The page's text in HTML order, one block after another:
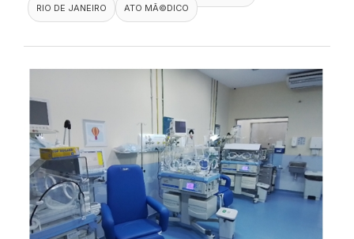
RIO DE JANEIRO
ATO MÃ©DICO